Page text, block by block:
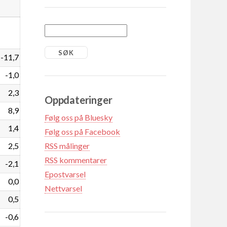
-11,7
-1,0
2,3
8,9
1,4
2,5
-2,1
0,0
0,5
-0,6
Oppdateringer
Følg oss på Bluesky
Følg oss på Facebook
RSS målinger
RSS kommentarer
Epostvarsel
Nettvarsel